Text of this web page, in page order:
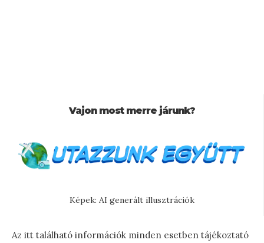
Vajon most merre járunk?
Képek: AI generált illusztrációk
Az itt található információk minden esetben tájékoztató